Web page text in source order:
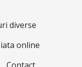
diverse
online